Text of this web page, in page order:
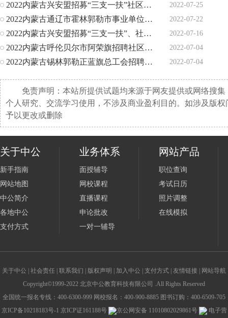
2022内蒙古兴安盟招募“三支一扶”社区民生工作志愿服务高校 2022-07-25
2022内蒙古通辽市霍林郭勒市事业单位面向社区工作者定向招聘 2022-07-22
2022内蒙古兴安盟招募“三支一扶”、社区民生工作志愿服务人 2022-07-16
2022内蒙古呼伦贝尔市阿荣旗招聘社区人员30人公告 2022-07-04
2022内蒙古锡林郭勒正蓝旗总工会招聘社会化工会工作者1人公 2022-07-04
免责声明：本站所提供试题均来源于网友提供或网络搜
个人研究、交流学习使用，不涉及商业盈利目的。如涉及版
予以更改或删除
关于中公
新手指南
网站地图
中公简介
各地中公
支付方式
业务体系
面授辅导
网校课程
直播课程
申论批改
一对一辅导
网站产品
职位查询
考试日历
照片调整
在线模拟
关于中公 | 社会责任 | 联系我们 | 版权声明 | 加入中公 | 支付方式 | 友情链接 | 网站导航
Copyright©1999-2022 北京中公教育科技有限公司 .All Rights Reserved
全国统一报名专线：400-6300-999 网校报名：400-900-8885 图书订购：400-6509-705
京ICP备10218183号-1 京ICP证161188号 京公网安备 11010802029861号 电子营